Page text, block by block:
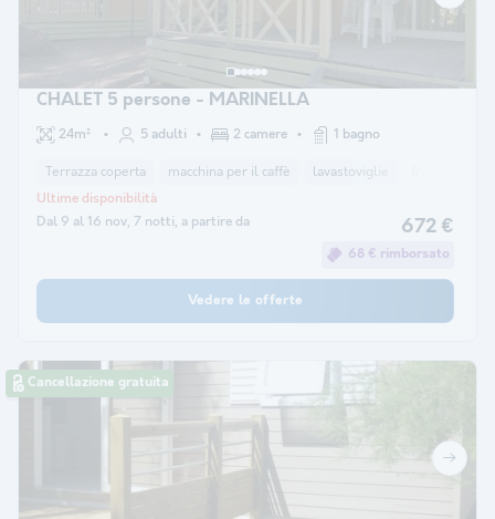
CHALET 5 persone - MARINELLA
24m² 5 adulti 2 camere 1 bagno
Terrazza coperta macchina per il caffè lavastoviglie
Dal 9 al 16 nov, 7 notti, a partire da
Ultime disponibilità
672 €
68 € rimborsato
Vedere le offerte
Cancellazione gratuita